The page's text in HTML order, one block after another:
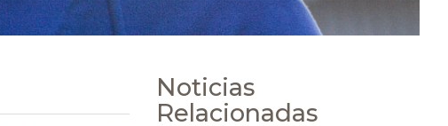
Noticias
Relacionadas